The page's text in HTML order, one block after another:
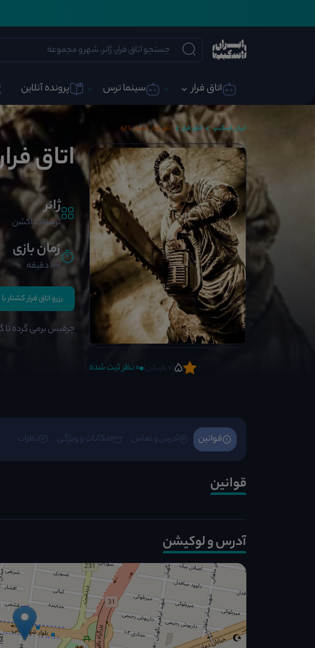
اتاق فرار سینما ترس پرونده آنلاین
ایران اسکیپ اتاق فرار اتاق فرار کشتار با اره
5(0 بازیکن) 0 نظر ثبت شده
اتاق
ژانر
ترسناک،اکشن
زمان بازی
100 دقیقه
رزرو اتاق فرار کشتار با
چرفیس برمی گرده تا
قوانین آدرس و تماس امکانات و ویژِگی نظرات
قوانین
آدرس و لوکیشن